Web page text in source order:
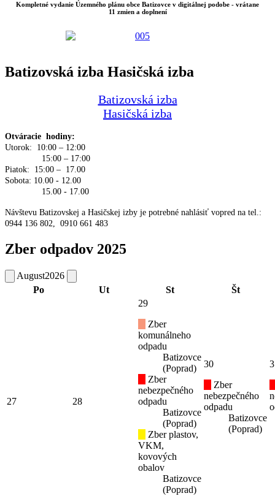
Kompletné vydanie Územného plánu obce Batizovce v digitálnej podobe - vrátane
11 zmien a doplnení
Batizovská izba Hasičská izba
Batizovská izba
Hasičská izba
Otváracie hodiny:
Utorok: 10:00 – 12:00
15:00 – 17:00
Piatok: 15:00 – 17.00
Sobota: 10.00 - 12.00
15.00 - 17.00
Návštevu Batizovskej a Hasičskej izby je potrebné nahlásiť vopred na tel.:
0944 136 802, 0910 661 483
Zber odpadov 2025
August2026
Po
Ut St Št
27 28
29
Zber
komunálneho
odpadu
Batizovce
(Poprad)
Zber
nebezpečného
odpadu
Batizovce
(Poprad)
Zber plastov,
VKM,
kovových
obalov
Batizovce
(Poprad)
30
Zber
nebezpečného
odpadu
Batizovce
(Poprad)